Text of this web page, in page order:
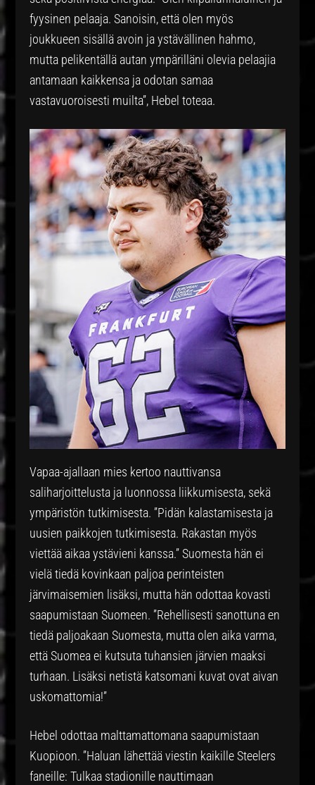
fyysinen pelaaja. Sanoisin, että olen myös
joukkueen sisällä avoin ja ystävällinen hahmo,
mutta pelikentällä autan ympärilläni olevia pelaajia
antamaan kaikkensa ja odotan samaa
vastavuoroisesti muilta”, Hebel toteaa.
Vapaa-ajallaan mies kertoo nauttivansa
saliharjoittelusta ja luonnossa liikkumisesta, sekä
ympäristön tutkimisesta. ”Pidän kalastamisesta ja
uusien paikkojen tutkimisesta. Rakastan myös
viettää aikaa ystävieni kanssa.” Suomesta hän ei
vielä tiedä kovinkaan paljoa perinteisten
järvimaisemien lisäksi, mutta hän odottaa kovasti
saapumistaan Suomeen. ”Rehellisesti sanottuna en
tiedä paljoakaan Suomesta, mutta olen aika varma,
että Suomea ei kutsuta tuhansien järvien maaksi
turhaan. Lisäksi netistä katsomani kuvat ovat aivan
uskomattomia!”
Hebel odottaa malttamattomana saapumistaan
Kuopioon. ”Haluan lähettää viestin kaikille Steelers
faneille: Tulkaa stadionille nauttimaan